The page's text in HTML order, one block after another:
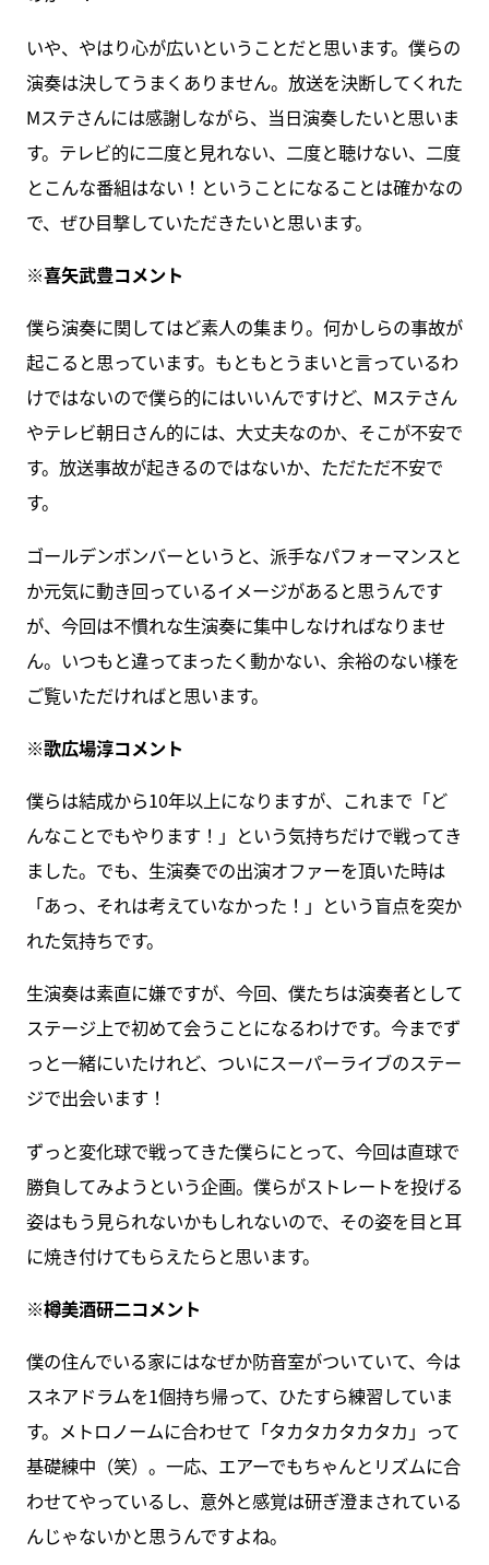
いや、やはり心が広いということだと思います。僕らの
演奏は決してうまくありません。放送を決断してくれた
Mステさんには感謝しながら、当日演奏したいと思いま
す。テレビ的に二度と見れない、二度と聴けない、二度
とこんな番組はない！ということになることは確かなの
で、ぜひ目撃していただきたいと思います。
※喜矢武豊コメント
僕ら演奏に関してはど素人の集まり。何かしらの事故が
起こると思っています。もともとうまいと言っているわ
けではないので僕ら的にはいいんですけど、Mステさん
やテレビ朝日さん的には、大丈夫なのか、そこが不安で
す。放送事故が起きるのではないか、ただただ不安で
す。
ゴールデンボンバーというと、派手なパフォーマンスと
か元気に動き回っているイメージがあると思うんです
が、今回は不慣れな生演奏に集中しなければなりませ
ん。いつもと違ってまったく動かない、余裕のない様を
ご覧いただければと思います。
※歌広場淳コメント
僕らは結成から10年以上になりますが、これまで「ど
んなことでもやります！」という気持ちだけで戦ってき
ました。でも、生演奏での出演オファーを頂いた時は
「あっ、それは考えていなかった！」という盲点を突か
れた気持ちです。
生演奏は素直に嫌ですが、今回、僕たちは演奏者として
ステージ上で初めて会うことになるわけです。今までず
っと一緒にいたけれど、ついにスーパーライブのステー
ジで出会います！
ずっと変化球で戦ってきた僕らにとって、今回は直球で
勝負してみようという企画。僕らがストレートを投げる
姿はもう見られないかもしれないので、その姿を目と耳
に焼き付けてもらえたらと思います。
※樽美酒研二コメント
僕の住んでいる家にはなぜか防音室がついていて、今は
スネアドラムを1個持ち帰って、ひたすら練習していま
す。メトロノームに合わせて「タカタカタカタカ」って
基礎練中（笑）。一応、エアーでもちゃんとリズムに合
わせてやっているし、意外と感覚は研ぎ澄まされている
んじゃないかと思うんですよね。